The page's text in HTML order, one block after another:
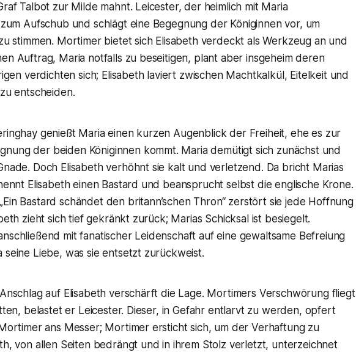
Talbot zur Milde mahnt. Leicester, der heimlich mit Maria
Aufschub und schlägt eine Begegnung der Königinnen vor, um
stimmen. Mortimer bietet sich Elisabeth verdeckt als Werkzeug an und
Auftrag, Maria notfalls zu beseitigen, plant aber insgeheim deren
verdichten sich; Elisabeth laviert zwischen Machtkalkül, Eitelkeit und
entscheiden.
genießt Maria einen kurzen Augenblick der Freiheit, ehe es zur
der beiden Königinnen kommt. Maria demütigt sich zunächst und
Doch Elisabeth verhöhnt sie kalt und verletzend. Da bricht Marias
Elisabeth einen Bastard und beansprucht selbst die englische Krone.
Bastard schändet den britann’schen Thron“ zerstört sie jede Hoffnung
zieht sich tief gekränkt zurück; Marias Schicksal ist besiegelt.
mit fanatischer Leidenschaft auf eine gewaltsame Befreiung
seine Liebe, was sie entsetzt zurückweist.
auf Elisabeth verschärft die Lage. Mortimers Verschwörung fliegt
belastet er Leicester. Dieser, in Gefahr entlarvt zu werden, opfert
ans Messer; Mortimer ersticht sich, um der Verhaftung zu
von allen Seiten bedrängt und in ihrem Stolz verletzt, unterzeichnet